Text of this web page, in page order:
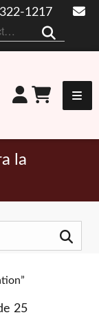
1217
la
25